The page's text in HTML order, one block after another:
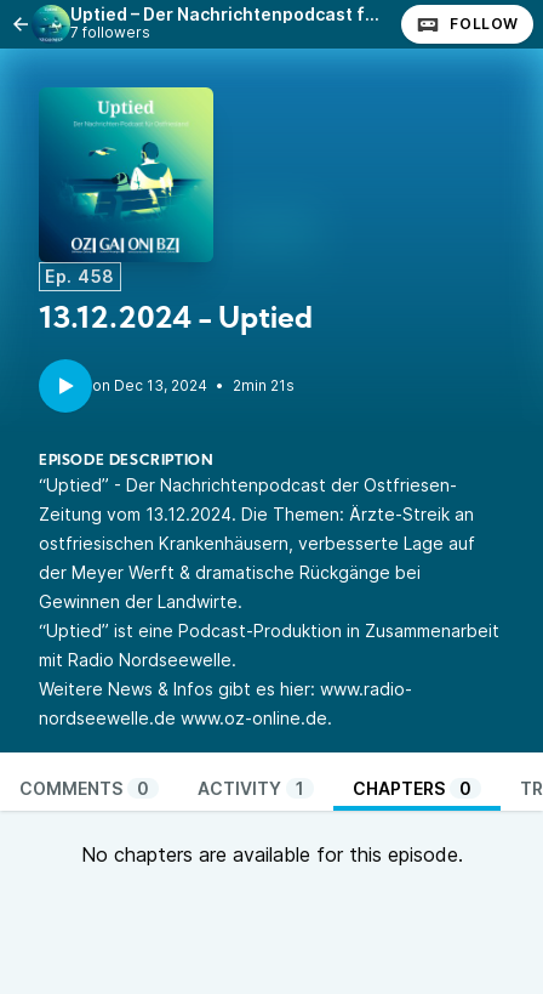
Uptied – Der Nachrichtenpodcast für Ostfriesland
7 followers FOLLOW
Ep. 458
13.12.2024 - Uptied
• 2min 21s
EPISODE DESCRIPTION
“Uptied” - Der Nachrichtenpodcast der Ostfriesen-
Zeitung vom 13.12.2024. Die Themen: Ärzte-Streik an
ostfriesischen Krankenhäusern, verbesserte Lage auf
der Meyer Werft & dramatische Rückgänge bei
Gewinnen der Landwirte.
“Uptied” ist eine Podcast-Produktion in Zusammenarbeit
mit Radio Nordseewelle.
Weitere News & Infos gibt es hier: www.radio-
nordseewelle.de www.oz-online.de.
COMMENTS 0 ACTIVITY 1 CHAPTERS 0
No chapters are available for this episode.